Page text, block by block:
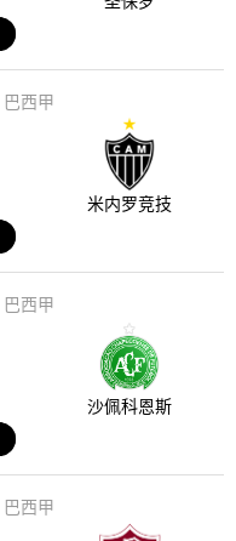
巴西甲
米内罗竞技
巴西甲
沙佩科恩斯
巴西甲